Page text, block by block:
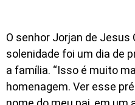
O senhor Jorjan de Jesus
solenidade foi um dia de
a família. “Isso é muito
homenagem. Ver esse